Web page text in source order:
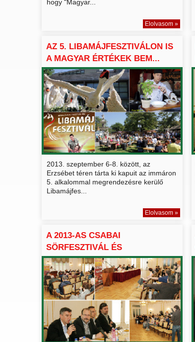
hogy "Magyar...
Elolvasom »
AZ 5. LIBAMÁJFESZTIVÁLON IS
A MAGYAR ÉRTÉKEK BEM...
2013. szeptember 6-8. között, az
Erzsébet téren tárta ki kapuit az immáron
5. alkalommal megrendezésre kerülő
Libamájfes...
Elolvasom »
A 2013-AS CSABAI
SÖRFESZTIVÁL ÉS
CSÜLÖKPARÁDÉ BE...